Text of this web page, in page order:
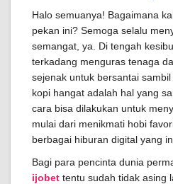
Halo semuanya! Bagaimana
pekan ini? Semoga selalu
semangat, ya. Di tengah
terkadang menguras tenaga
sejenak untuk bersantai
kopi hangat adalah hal yang
cara bisa dilakukan untuk
mulai dari menikmati hobi
berbagai hiburan digital yang
Bagi para pencinta dunia
ijobet tentu sudah tidak asing